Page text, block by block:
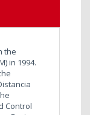
the
in 1994.
Control